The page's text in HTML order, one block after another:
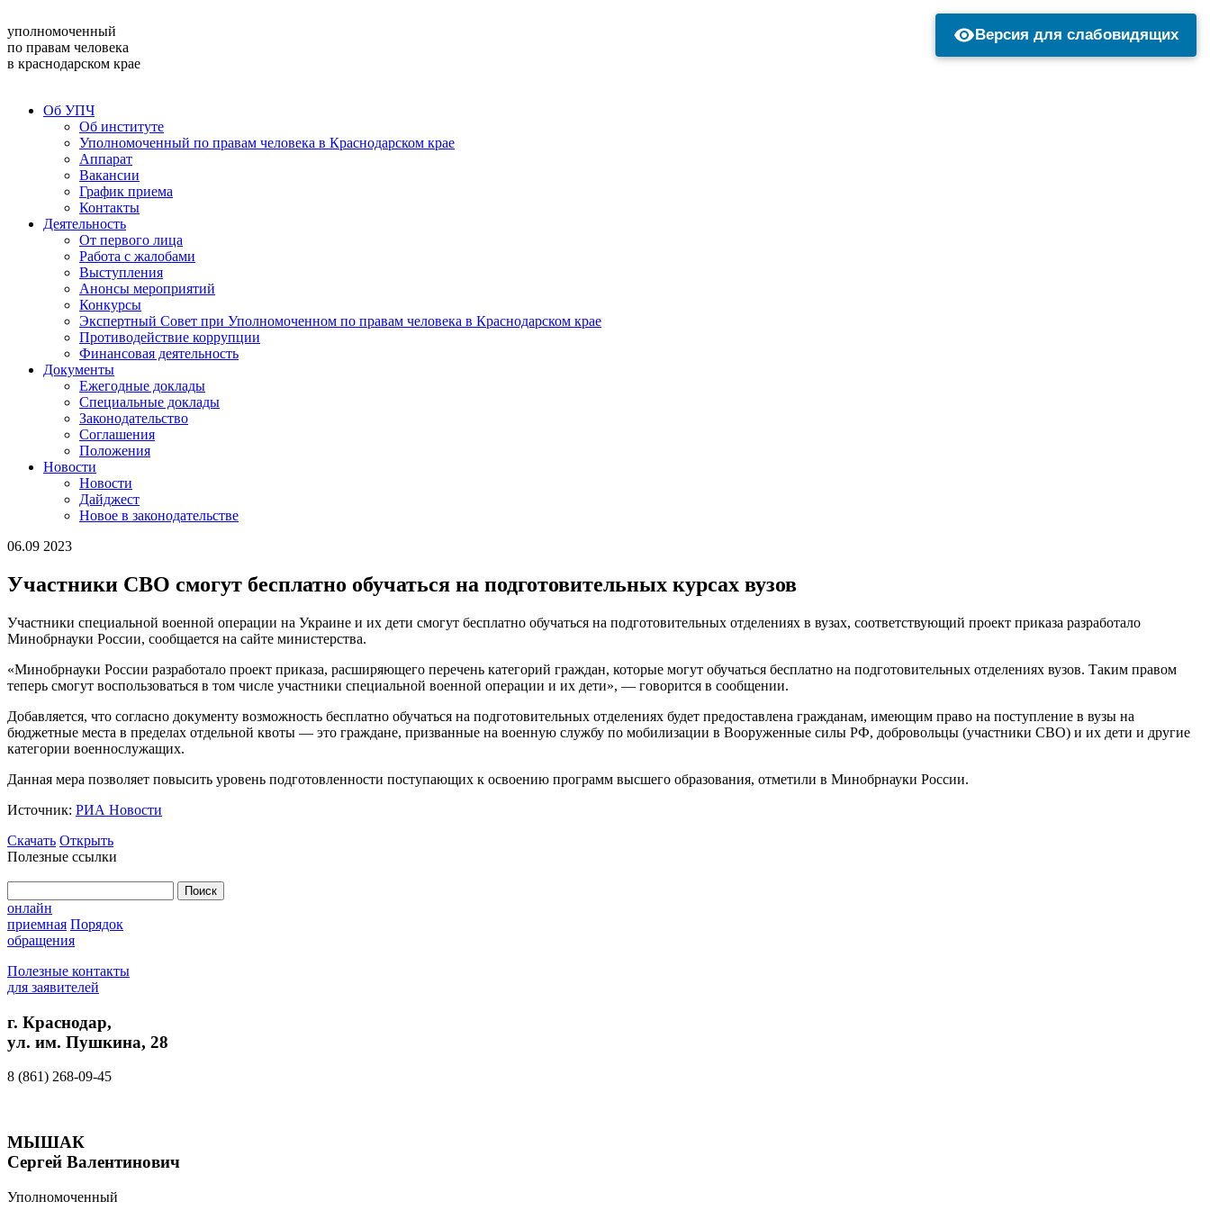
уполномоченный
по правам человека
в краснодарском крае
Об УПЧ
Об институте
Уполномоченный по правам человека в Краснодарском крае
Аппарат
Вакансии
График приема
Контакты
Деятельность
От первого лица
Работа с жалобами
Выступления
Анонсы мероприятий
Конкурсы
Экспертный Совет при Уполномоченном по правам человека в Краснодарском крае
Противодействие коррупции
Финансовая деятельность
Документы
Ежегодные доклады
Специальные доклады
Законодательство
Соглашения
Положения
Новости
Новости
Дайджест
Новое в законодательстве
06.09 2023
Участники СВО смогут бесплатно обучаться на подготовительных курсах вузов
Участники специальной военной операции на Украине и их дети смогут бесплатно обучаться на подготовительных отделениях в вузах, соответствующий проект приказа разработало
Минобрнауки России, сообщается на сайте министерства.
«Минобрнауки России разработало проект приказа, расширяющего перечень категорий граждан, которые могут обучаться бесплатно на подготовительных отделениях вузов. Таким правом
теперь смогут воспользоваться в том числе участники специальной военной операции и их дети», — говорится в сообщении.
Добавляется, что согласно документу возможность бесплатно обучаться на подготовительных отделениях будет предоставлена гражданам, имеющим право на поступление в вузы на
бюджетные места в пределах отдельной квоты — это граждане, призванные на военную службу по мобилизации в Вооруженные силы РФ, добровольцы (участники СВО) и их дети и другие
категории военнослужащих.
Данная мера позволяет повысить уровень подготовленности поступающих к освоению программ высшего образования, отметили в Минобрнауки России.
Источник: РИА Новости
Скачать Открыть
Полезные ссылки
онлайн
приемная Порядок
обращения
Полезные контакты
для заявителей
г. Краснодар,
ул. им. Пушкина, 28
8 (861) 268-09-45
МЫШАК
Сергей Валентинович
Уполномоченный
Версия для слабовидящих